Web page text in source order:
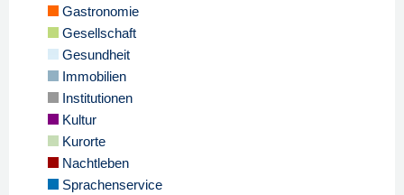
Gastronomie
Gesellschaft
Gesundheit
Immobilien
Institutionen
Kultur
Kurorte
Nachtleben
Sprachenservice